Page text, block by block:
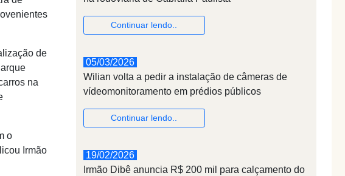
de
na
o
Irmão
Continuar lendo..
05/03/2026
Wilian volta a pedir a instalação de câmeras de
vídeomonitoramento em prédios públicos
Continuar lendo..
19/02/2026
Irmão Dibê anuncia R$ 200 mil para calçamento do